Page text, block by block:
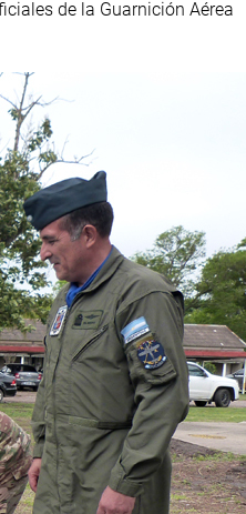
de la Guarnición Aérea